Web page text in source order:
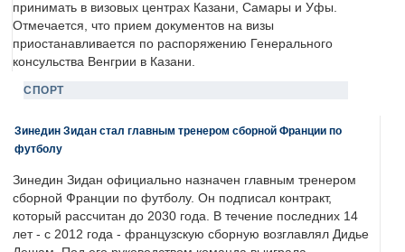
принимать в визовых центрах Казани, Самары и Уфы.
Отмечается, что прием документов на визы
приостанавливается по распоряжению Генерального
консульства Венгрии в Казани.
СПОРТ
Зинедин Зидан стал главным тренером сборной Франции по
футболу
Зинедин Зидан официально назначен главным тренером
сборной Франции по футболу. Он подписал контракт,
который рассчитан до 2030 года. В течение последних 14
лет - с 2012 года - французскую сборную возглавлял Дидье